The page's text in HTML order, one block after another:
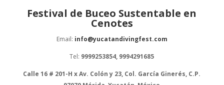
Festival de Buceo Sustentable en
Cenotes
Email: info@yucatandivingfest.com
Tel: 9999253854, 9994291685
Calle 16 # 201-H x Av. Colón y 23, Col. García Ginerés, C.P.